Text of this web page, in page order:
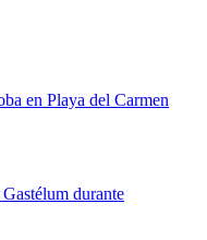
en Playa del Carmen
durante